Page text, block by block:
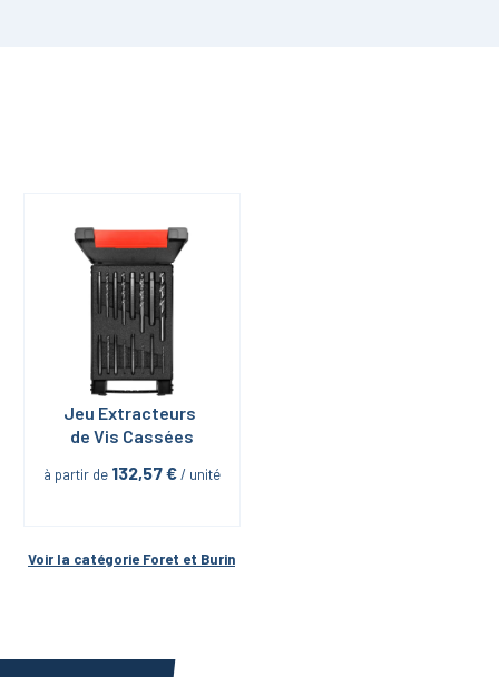
Jeu Extracteurs
de Vis Cassées
à partir de 132,57 € / unité
Voir la catégorie Foret et Burin